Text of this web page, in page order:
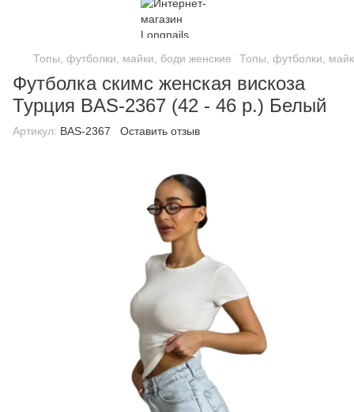
Топы, футболки, майки, боди женские Топы, футболки,
Футболка скимс женская вискоза
Турция BAS-2367 (42 - 46 р.) Белый
Артикул: BAS-2367 Оставить отзыв